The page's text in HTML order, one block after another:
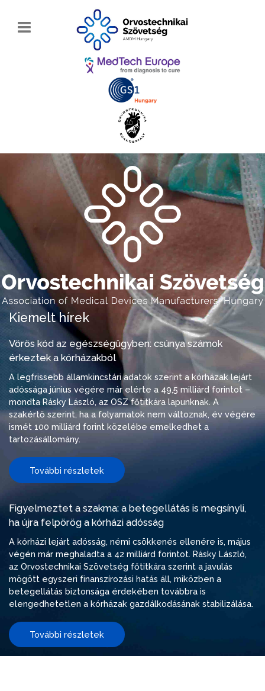
Kiemelt hírek
Vörös kód az egészségügyben: csúnya számok
érkeztek a kórházakból
A legfrissebb államkincstári adatok szerint a kórházak lejárt
adóssága június végére már elérte a 49,5 milliárd forintot –
mondta Rásky László, az OSZ főtitkára lapunknak. A
szakértő szerint, ha a folyamatok nem változnak, év végére
ismét 100 milliárd forint közelébe emelkedhet a
tartozásállomány.
További részletek
Figyelmeztet a szakma: a betegellátás is megsínyli,
ha újra felpörög a kórházi adósság
A kórházi lejárt adósság, némi csökkenés ellenére is, május
végén már meghaladta a 42 milliárd forintot. Rásky László,
az Orvostechnikai Szövetség főtitkára szerint a javulás
mögött egyszeri finanszírozási hatás áll, miközben a
betegellátás biztonsága érdekében továbbra is
elengedhetetlen a kórházak gazdálkodásának stabilizálása.
További részletek